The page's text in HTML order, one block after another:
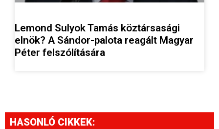
Lemond Sulyok Tamás köztársasági
elnök? A Sándor-palota reagált Magyar
Péter felszólítására
HASONLÓ CIKKEK: